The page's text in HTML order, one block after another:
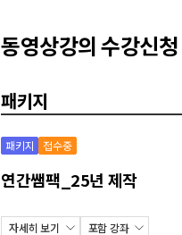
동영상강의 수강신청
패키지
패키지 접수중
연간쌤팩_25년 제작
자세히 보기 포함 강좌